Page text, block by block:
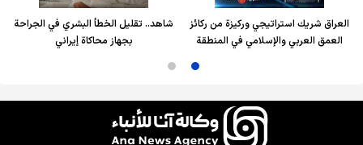
العراق شريك استراتيجي وركيزة من ركائز
العمق العربي والإسلامي في المنطقة
شاهد.. تقليل الخطأ البشري في الجراحة
بجهاز محاكاة إيراني